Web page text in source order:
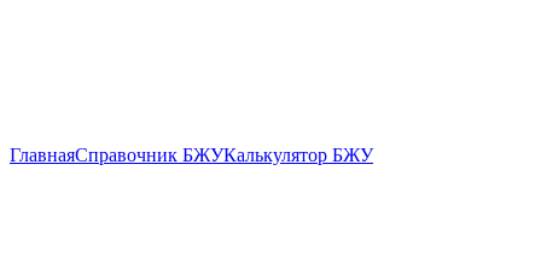
ГлавнаяСправочник БЖУКалькулятор БЖУ